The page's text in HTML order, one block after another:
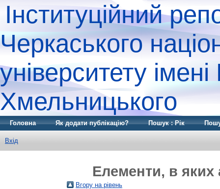
Інституційний
Черкаського
університету
Хмельницького
Головна Як додати публікацію? Пошук : Рік
Вхід
Елементи, в яких
Вгору на рівень